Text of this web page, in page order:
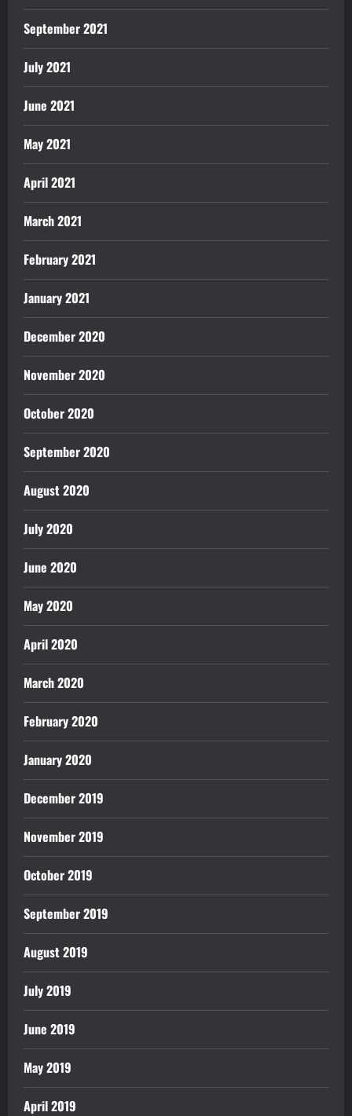
September 2021
July 2021
June 2021
May 2021
April 2021
March 2021
February 2021
January 2021
December 2020
November 2020
October 2020
September 2020
August 2020
July 2020
June 2020
May 2020
April 2020
March 2020
February 2020
January 2020
December 2019
November 2019
October 2019
September 2019
August 2019
July 2019
June 2019
May 2019
April 2019